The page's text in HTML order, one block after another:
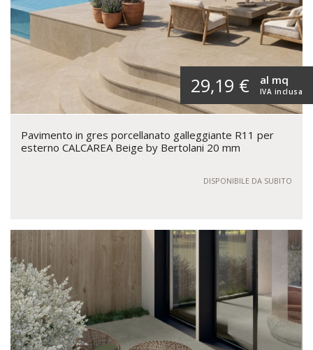
29,19 € IVA inclusa
al mq
Pavimento in gres porcellanato galleggiante R11 per
esterno CALCAREA Beige by Bertolani 20 mm
DISPONIBILE DA SUBITO